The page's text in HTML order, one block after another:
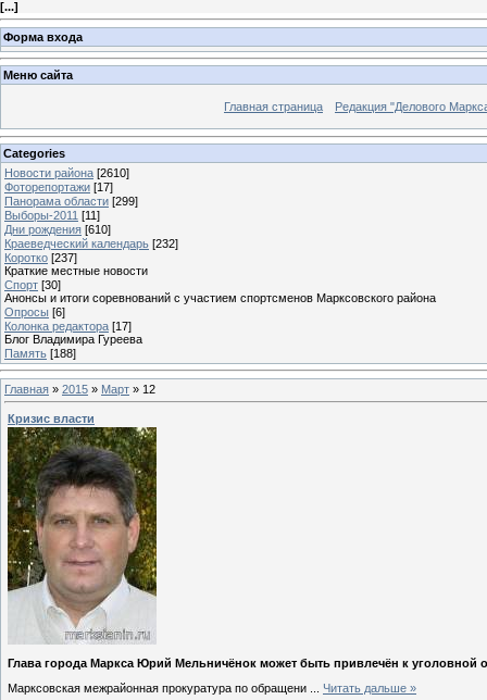
[...]
Форма входа
Меню сайта
Главная страница Редакция "Делового
Categories
Новости района [2610]
Фоторепортажи [17]
Панорама области [299]
Выборы-2011 [11]
Дни рождения [610]
Краеведческий календарь [232]
Коротко [237]
Краткие местные новости
Спорт [30]
Анонсы и итоги соревнований с участием спортсменов Марксовского района
Опросы [6]
Колонка редактора [17]
Блог Владимира Гуреева
Память [188]
Главная » 2015 » Март » 12
Кризис власти
Глава города Маркса Юрий Мельничёнок может быть привлечён к уголовной
Марксовская межрайонная прокуратура по обращени
Читать дальше »